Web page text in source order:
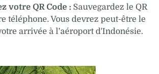
votre QR Code : Sauvegardez le QR
téléphone. Vous devrez peut-être le
arrivée à l’aéroport d'Indonésie.